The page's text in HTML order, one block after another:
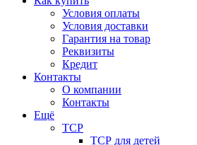
Условия оплаты
Условия доставки
Гарантия на товар
Реквизиты
Кредит
Контакты
О компании
Контакты
Ещё
ТСР
ТСР для детей